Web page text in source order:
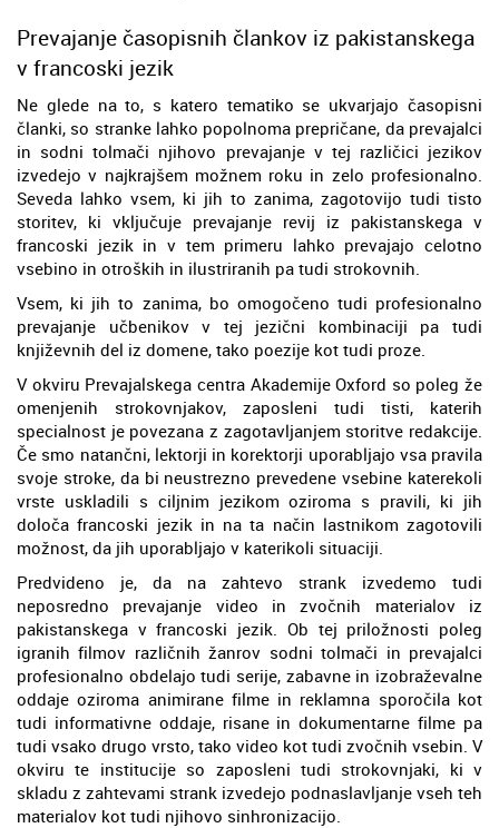
Prevajanje časopisnih člankov iz pakistanskega
v francoski jezik
Ne glede na to, s katero tematiko se ukvarjajo časopisni
članki, so stranke lahko popolnoma prepričane, da prevajalci
in sodni tolmači njihovo prevajanje v tej različici jezikov
izvedejo v najkrajšem možnem roku in zelo profesionalno.
Seveda lahko vsem, ki jih to zanima, zagotovijo tudi tisto
storitev, ki vključuje prevajanje revij iz pakistanskega v
francoski jezik in v tem primeru lahko prevajajo celotno
vsebino in otroških in ilustriranih pa tudi strokovnih.
Vsem, ki jih to zanima, bo omogočeno tudi profesionalno
prevajanje učbenikov v tej jezični kombinaciji pa tudi
književnih del iz domene, tako poezije kot tudi proze.
V okviru Prevajalskega centra Akademije Oxford so poleg že
omenjenih strokovnjakov, zaposleni tudi tisti, katerih
specialnost je povezana z zagotavljanjem storitve redakcije.
Če smo natančni, lektorji in korektorji uporabljajo vsa pravila
svoje stroke, da bi neustrezno prevedene vsebine katerekoli
vrste uskladili s ciljnim jezikom oziroma s pravili, ki jih
določa francoski jezik in na ta način lastnikom zagotovili
možnost, da jih uporabljajo v katerikoli situaciji.
Predvideno je, da na zahtevo strank izvedemo tudi
neposredno prevajanje video in zvočnih materialov iz
pakistanskega v francoski jezik. Ob tej priložnosti poleg
igranih filmov različnih žanrov sodni tolmači in prevajalci
profesionalno obdelajo tudi serije, zabavne in izobraževalne
oddaje oziroma animirane filme in reklamna sporočila kot
tudi informativne oddaje, risane in dokumentarne filme pa
tudi vsako drugo vrsto, tako video kot tudi zvočnih vsebin. V
okviru te institucije so zaposleni tudi strokovnjaki, ki v
skladu z zahtevami strank izvedejo podnaslavljanje vseh teh
materialov kot tudi njihovo sinhronizacijo.